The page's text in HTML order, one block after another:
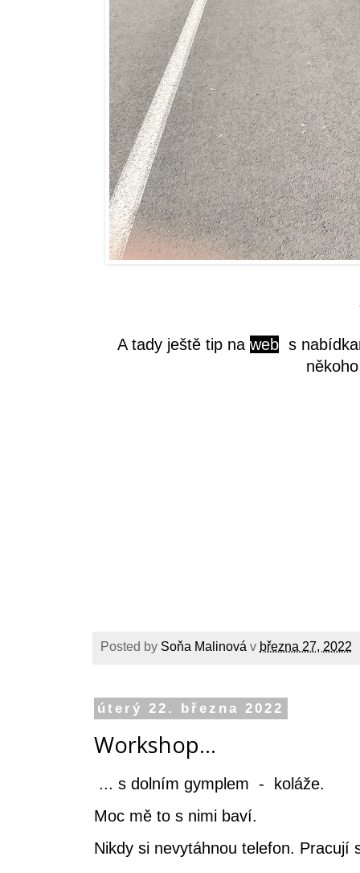
A tady ještě tip na web s
Posted by Soňa Malinová v března 27, 2022
úterý 22. března 2022
Workshop...
... s dolním gymplem - koláže.
Moc mě to s nimi baví.
Nikdy si nevytáhnou telefon. Pracují